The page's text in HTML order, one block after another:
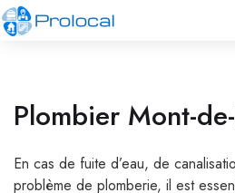
Plombier Mont-
En cas de fuite d’eau, de
problème de plomberie, il est